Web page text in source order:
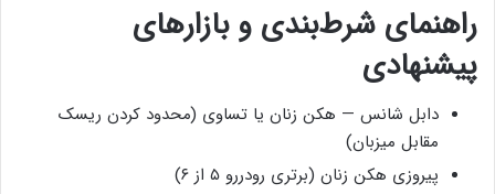
راهنمای شرط‌بندی و بازارهای
پیشنهادی
دابل شانس — هکن زنان یا تساوی (محدود کردن ریسک
مقابل میزبان)
پیروزی هکن زنان (برتری رودررو ۵ از ۶)